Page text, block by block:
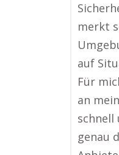
merkt
auf
Für
an
schnell
genau